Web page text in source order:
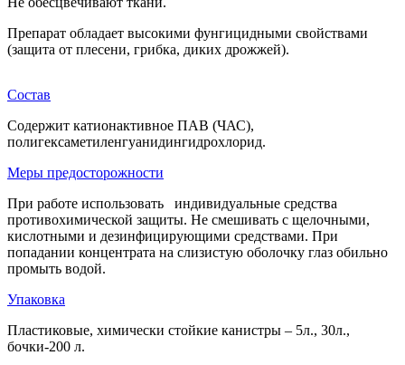
Препарат обладает высокими фунгицидными свойствами
(защита от плесени, грибка, диких дрожжей).
Состав
Содержит катионактивное ПАВ (ЧАС),
полигексаметиленгуанидингидрохлорид.
Меры предосторожности
При работе использовать индивидуальные средства
противохимической защиты. Не смешивать с щелочными,
кислотными и дезинфицирующими средствами. При
попадании концентрата на слизистую оболочку глаз обильно
промыть водой.
Упаковка
Пластиковые, химически стойкие канистры – 5л., 30л.,
бочки-200 л.